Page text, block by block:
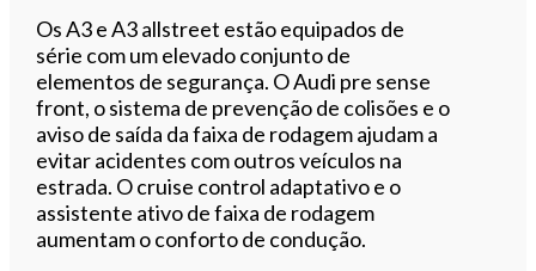
Os A3 e A3 allstreet estão equipados de
série com um elevado conjunto de
elementos de segurança. O Audi pre sense
front, o sistema de prevenção de colisões e o
aviso de saída da faixa de rodagem ajudam a
evitar acidentes com outros veículos na
estrada. O cruise control adaptativo e o
assistente ativo de faixa de rodagem
aumentam o conforto de condução.